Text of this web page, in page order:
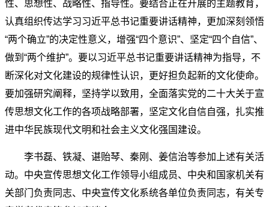
性、思想性、战略性、指导性。要结合正在开展的主题教育，
认真组织传达学习习近平总书记重要讲话精神，更加深刻领悟
“两个确立”的决定性意义，增强“四个意识”、坚定“四个自信”、
做到“两个维护”。要以习近平总书记重要讲话精神为指导，不
断深化对文化建设的规律性认识，更好担负起新的文化使命。
要加强研究阐释，坚持学以致用，全面落实党的二十大关于宣
传思想文化工作的各项战略部署，坚定文化自信自强，扎实推
进中华民族现代文明和社会主义文化强国建设。
李书磊、铁凝、谌贻琴、秦刚、姜信治等参加上述有关活
动。中央宣传思想文化工作领导小组成员、中央和国家机关有
关部门负责同志、中央宣传文化系统各单位负责同志，有关专